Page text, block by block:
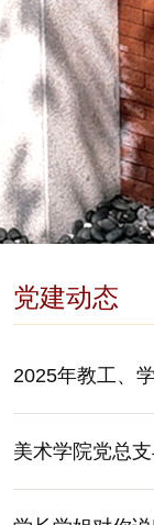
党建动态
2025年教工、
美术学院党总